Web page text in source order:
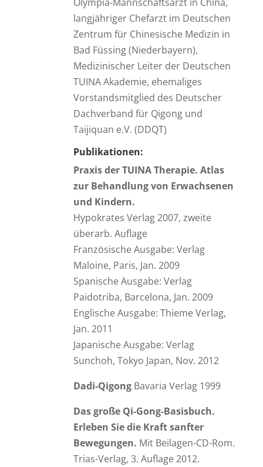
langjähriger Chefarzt im Deutschen
Zentrum für Chinesische Medizin in
Bad Füssing (Niederbayern),
Medizinischer Leiter der Deutschen
TUINA Akademie, ehemaliges
Vorstandsmitglied des Deutscher
Dachverband für Qigong und
Taijiquan e.V. (DDQT)
Publikationen:
Praxis der TUINA Therapie. Atlas
zur Behandlung von Erwachsenen
und Kindern.
Hypokrates Verlag 2007, zweite
überarb. Auflage
Französische Ausgabe: Verlag
Maloine, Paris, Jan. 2009
Spanische Ausgabe: Verlag
Paidotriba, Barcelona, Jan. 2009
Englische Ausgabe: Thieme Verlag,
Jan. 2011
Japanische Ausgabe: Verlag
Sunchoh, Tokyo Japan, Nov. 2012
Dadi-QigongBavaria Verlag 1999
Das große Qi-Gong-Basisbuch.
Erleben Sie die Kraft sanfter
Bewegungen. Mit Beilagen-CD-Rom.
Trias-Verlag, 3. Auflage 2012.